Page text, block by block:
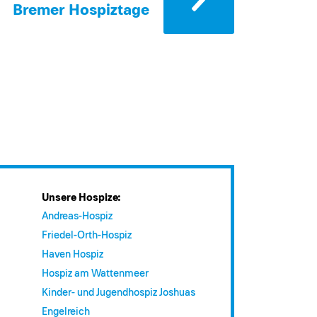
Bremer Hospiztage
Unsere Hospize:
Andreas-Hospiz
Friedel-Orth-Hospiz
Haven Hospiz
Hospiz am Wattenmeer
Kinder- und Jugendhospiz Joshuas
Engelreich